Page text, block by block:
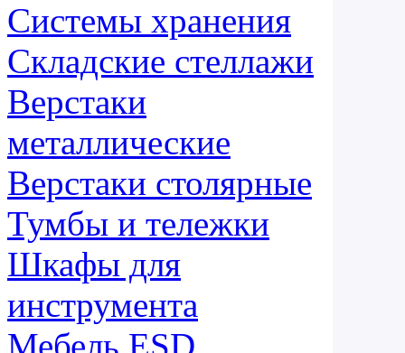
Системы хранения
Складские стеллажи
Верстаки
металлические
Верстаки столярные
Тумбы и тележки
Шкафы для
инструмента